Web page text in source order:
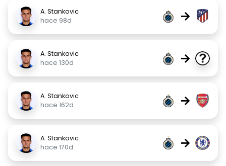
A. Stankovic
hace 98d
→
A. Stankovic
hace 130d
→
A. Stankovic
hace 162d
→
A. Stankovic
hace 170d
→